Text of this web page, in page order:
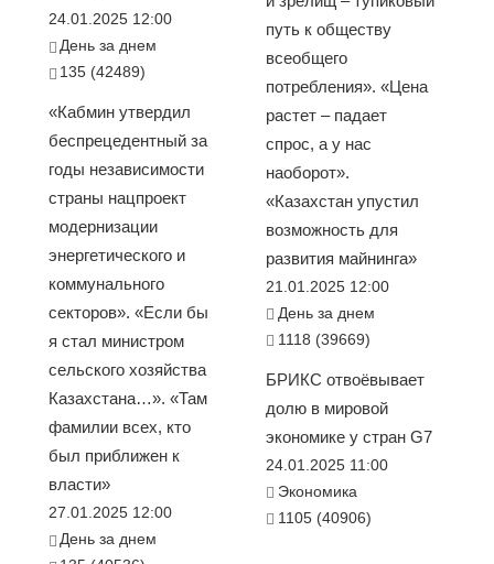
24.01.2025 12:00
День за днем
135 (42489)
«Кабмин утвердил
беспрецедентный за
годы независимости
страны нацпроект
модернизации
энергетического и
коммунального
секторов». «Если бы
я стал министром
сельского хозяйства
Казахстана…». «Там
фамилии всех, кто
был приближен к
власти»
27.01.2025 12:00
День за днем
путь к обществу
всеобщего
потребления». «Цена
растет – падает
спрос, а у нас
наоборот».
«Казахстан упустил
возможность для
развития майнинга»
21.01.2025 12:00
День за днем
1118 (39669)
БРИКС отвоёвывает
долю в мировой
экономике у стран G7
24.01.2025 11:00
Экономика
1105 (40906)